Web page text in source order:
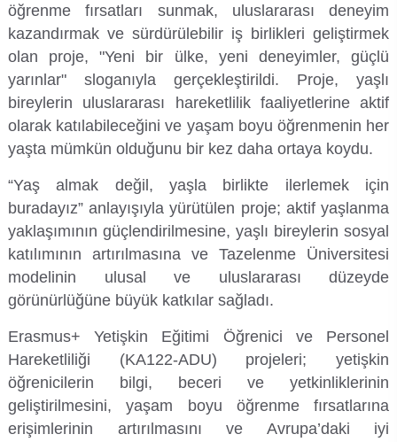
öğrenme fırsatları sunmak, uluslararası deneyim
kazandırmak ve sürdürülebilir iş birlikleri geliştirmek
olan proje, "Yeni bir ülke, yeni deneyimler, güçlü
yarınlar" sloganıyla gerçekleştirildi. Proje, yaşlı
bireylerin uluslararası hareketlilik faaliyetlerine aktif
olarak katılabileceğini ve yaşam boyu öğrenmenin her
yaşta mümkün olduğunu bir kez daha ortaya koydu.
“Yaş almak değil, yaşla birlikte ilerlemek için
buradayız” anlayışıyla yürütülen proje; aktif yaşlanma
yaklaşımının güçlendirilmesine, yaşlı bireylerin sosyal
katılımının artırılmasına ve Tazelenme Üniversitesi
modelinin ulusal ve uluslararası düzeyde
görünürlüğüne büyük katkılar sağladı.
Erasmus+ Yetişkin Eğitimi Öğrenici ve Personel
Hareketliliği (KA122-ADU) projeleri; yetişkin
öğrenicilerin bilgi, beceri ve yetkinliklerinin
geliştirilmesini, yaşam boyu öğrenme fırsatlarına
erişimlerinin artırılmasını ve Avrupa’daki iyi
Yörük Kültürü Uygulama ve Araştırma Merkezi